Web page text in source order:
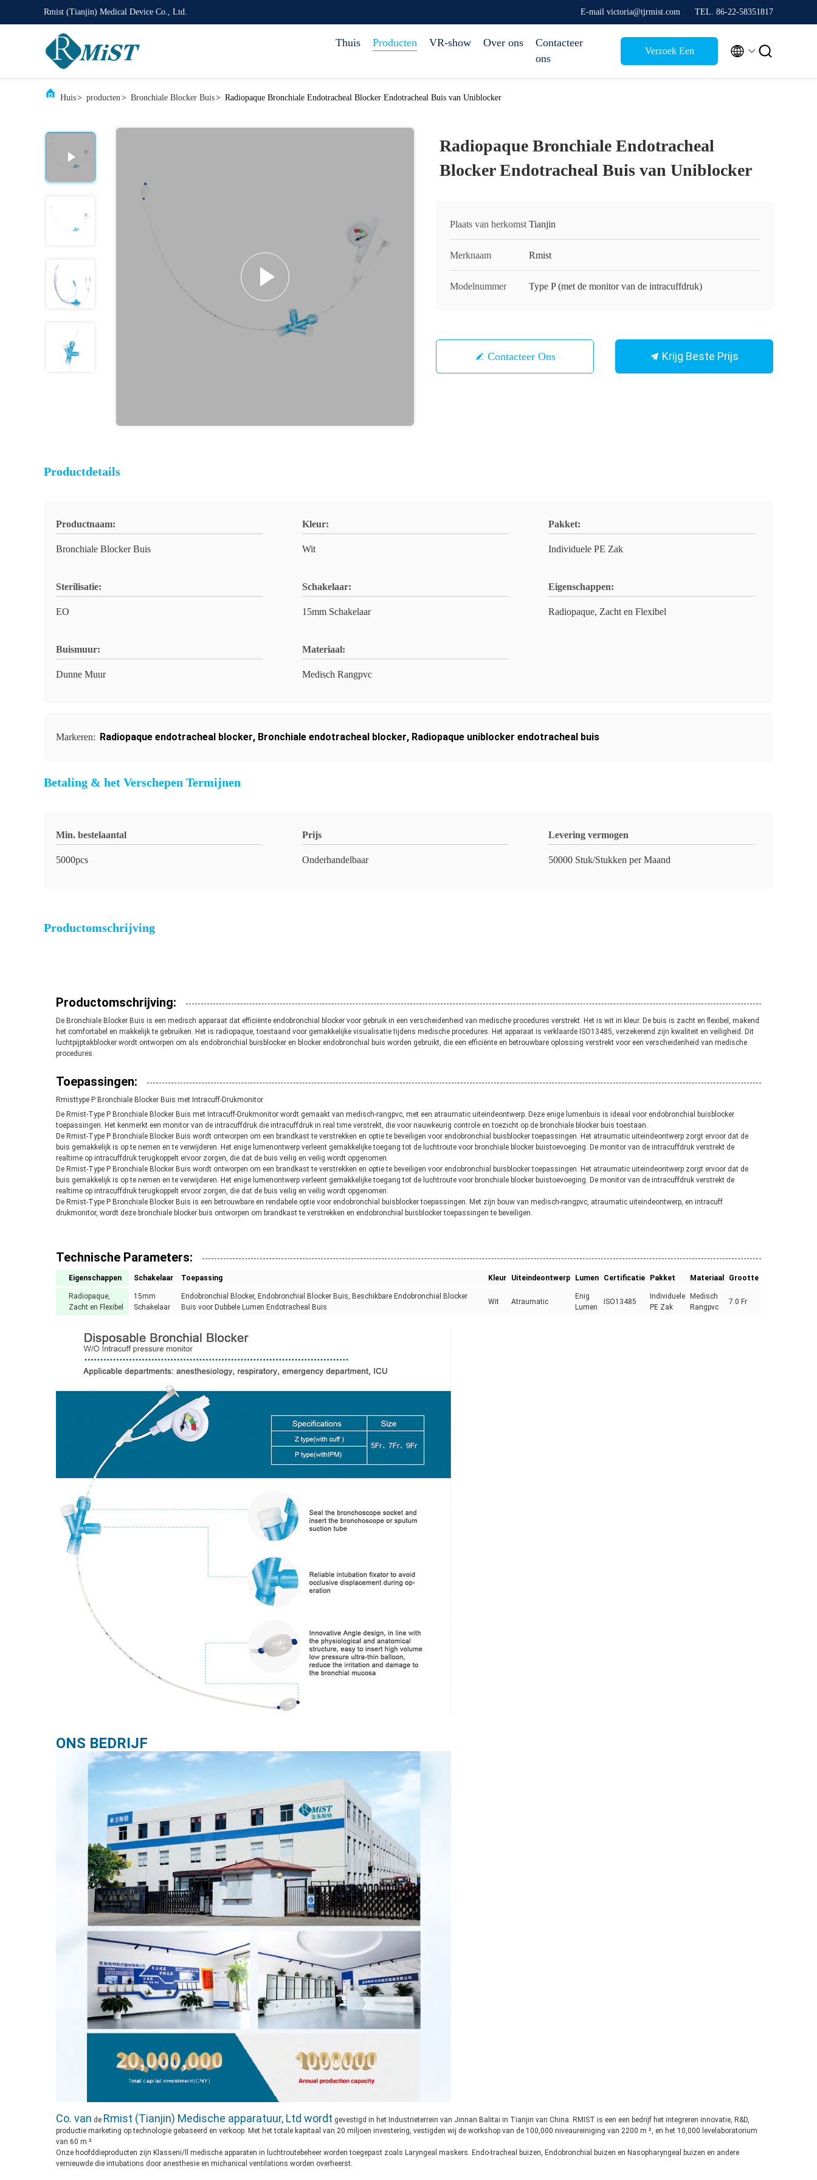
Rmist (Tianjin) Medical Device Co., Ltd. E-mail victoria@tjrmist.com TEL. 86-22-58351817
Thuis Producten VR-show Over ons
Contacteer
ons
Verzoek Een  
Huis> producten> Bronchiale Blocker Buis> Radiopaque Bronchiale Endotracheal Blocker Endotracheal Buis van Uniblocker
Radiopaque Bronchiale Endotracheal
Blocker Endotracheal Buis van Uniblocker
Plaats van herkomst Tianjin
Merknaam Rmist
Modelnummer Type P (met de monitor van de intracuffdruk)
Contacteer Ons Krijg Beste Prijs
Productdetails
Productnaam:
Bronchiale Blocker Buis
Kleur:
Wit
Pakket:
Individuele PE Zak
Sterilisatie:
EO
Schakelaar:
15mm Schakelaar
Eigenschappen:
Radiopaque, Zacht en Flexibel
Buismuur:
Dunne Muur
Materiaal:
Medisch Rangpvc
Markeren: Radiopaque endotracheal blocker, Bronchiale endotracheal blocker, Radiopaque uniblocker endotracheal buis
Betaling & het Verschepen Termijnen
Min. bestelaantal
5000pcs
Prijs
Onderhandelbaar
Levering vermogen
50000 Stuk/Stukken per Maand
Productomschrijving
Productomschrijving:
De Bronchiale Blocker Buis is een medisch apparaat dat efficiënte endobronchial blocker voor gebruik in een verscheidenheid van medische procedures verstrekt. Het is wit in kleur. De buis is zacht en flexibel, makend
het comfortabel en makkelijk te gebruiken. Het is radiopaque, toestaand voor gemakkelijke visualisatie tijdens medische procedures. Het apparaat is verklaarde ISO13485, verzekerend zijn kwaliteit en veiligheid. Dit
luchtpijptakblocker wordt ontworpen om als endobronchial buisblocker en blocker endobronchial buis worden gebruikt, die een efficiënte en betrouwbare oplossing verstrekt voor een verscheidenheid van medische
procedures.
Toepassingen:
Rmisttype P Bronchiale Blocker Buis met Intracuff-Drukmonitor
De Rmist-Type P Bronchiale Blocker Buis met Intracuff-Drukmonitor wordt gemaakt van medisch-rangpvc, met een atraumatic uiteindeontwerp. Deze enige lumenbuis is ideaal voor endobronchial buisblocker
toepassingen. Het kenmerkt een monitor van de intracuffdruk die intracuffdruk in real time verstrekt, die voor nauwkeurig controle en toezicht op de bronchiale blocker buis toestaan.
De Rmist-Type P Bronchiale Blocker Buis wordt ontworpen om een brandkast te verstrekken en optie te beveiligen voor endobronchial buisblocker toepassingen. Het atraumatic uiteindeontwerp zorgt ervoor dat de
buis gemakkelijk is op te nemen en te verwijderen. Het enige lumenontwerp verleent gemakkelijke toegang tot de luchtroute voor bronchiale blocker buistoevoeging. De monitor van de intracuffdruk verstrekt de
realtime op intracuffdruk terugkoppelt ervoor zorgen, die dat de buis veilig en veilig wordt opgenomen.
De Rmist-Type P Bronchiale Blocker Buis wordt ontworpen om een brandkast te verstrekken en optie te beveiligen voor endobronchial buisblocker toepassingen. Het atraumatic uiteindeontwerp zorgt ervoor dat de
buis gemakkelijk is op te nemen en te verwijderen. Het enige lumenontwerp verleent gemakkelijke toegang tot de luchtroute voor bronchiale blocker buistoevoeging. De monitor van de intracuffdruk verstrekt de
realtime op intracuffdruk terugkoppelt ervoor zorgen, die dat de buis veilig en veilig wordt opgenomen.
De Rmist-Type P Bronchiale Blocker Buis is een betrouwbare en rendabele optie voor endobronchial buisblocker toepassingen. Met zijn bouw van medisch-rangpvc, atraumatic uiteindeontwerp, en intracuff
drukmonitor, wordt deze bronchiale blocker buis ontworpen om brandkast te verstrekken en endobronchial buisblocker toepassingen te beveiligen.
Technische Parameters:
Eigenschappen Schakelaar Toepassing Kleur Uiteindeontwerp Lumen Certificatie Pakket Materiaal Grootte
Radiopaque,
Zacht en Flexibel
15mm
Schakelaar
Endobronchial Blocker, Endobronchial Blocker Buis, Beschikbare Endobronchial Blocker
Buis voor Dubbele Lumen Endotracheal Buis
Wit Atraumatic
Enig
Lumen
ISO13485
Individuele
PE Zak
Medisch
Rangpvc
7.0 Fr
ONS BEDRIJF
Co. van de Rmist (Tianjin) Medische apparatuur, Ltd wordt gevestigd in het Industrieterrein van Jinnan Balitai in Tianjin van China. RMIST is een een bedrijf het integreren innovatie, R&D,
productie marketing op technologie gebaseerd en verkoop. Met het totale kapitaal van 20 miljoen investering, vestigden wij de workshop van de 100,000 niveaureiniging van 2200 m ², en het 10,000 levelaboratorium
van 60 m ²
Onze hoofddieproducten zijn Klasseni/ll medische apparaten in luchtroutebeheer worden toegepast zoals Laryngeal maskers. Endo-tracheal buizen, Endobronchial buizen en Nasopharyngeal buizen en andere
vernieuwde die intubations door anesthesie en michanical ventilations worden overheerst.